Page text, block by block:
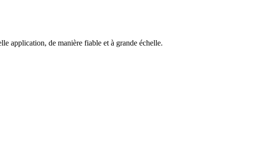
application, de manière fiable et à grande échelle.